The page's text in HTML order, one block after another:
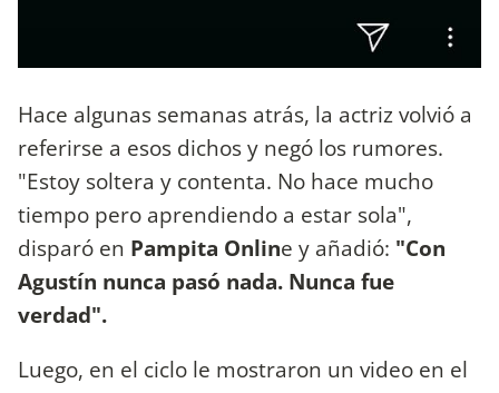
Hace algunas semanas atrás, la actriz volvió a
referirse a esos dichos y negó los rumores.
"Estoy soltera y contenta. No hace mucho
tiempo pero aprendiendo a estar sola",
disparó en Pampita Online y añadió: "Con
Agustín nunca pasó nada. Nunca fue
verdad".
Luego, en el ciclo le mostraron un video en el